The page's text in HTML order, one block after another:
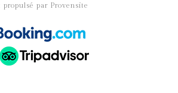
propulsé par Provensite